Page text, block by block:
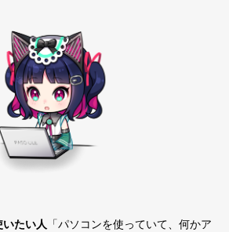
たい人 「パソコンを使っていて、何かア